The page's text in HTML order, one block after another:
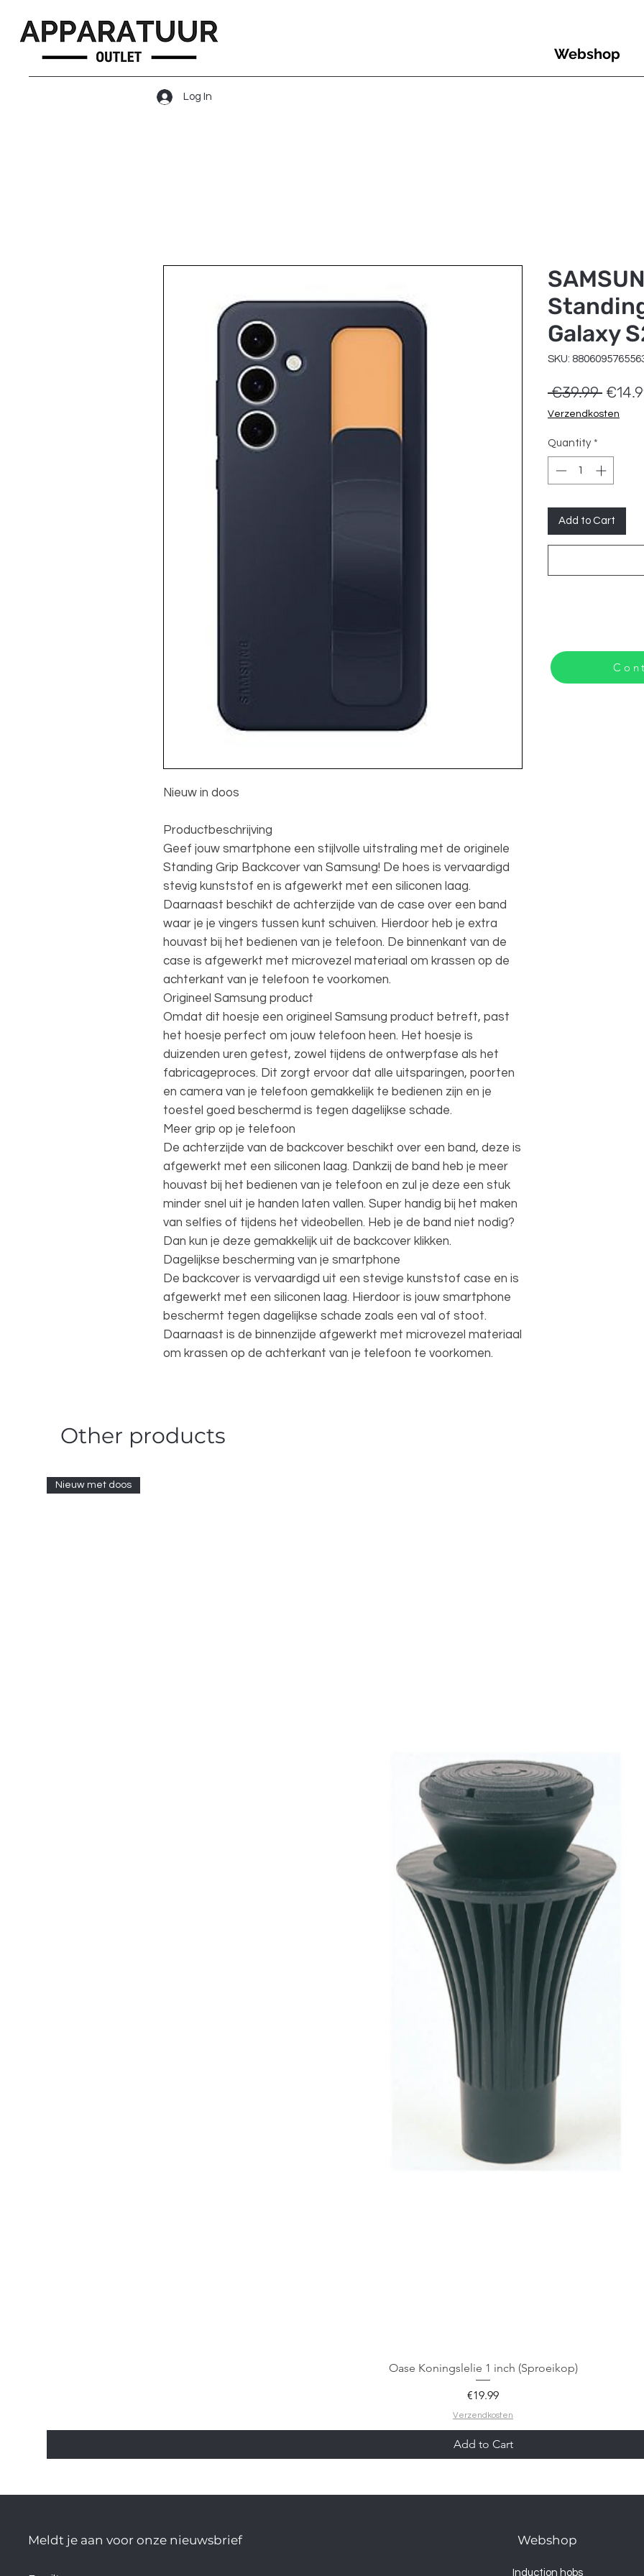
Log In
Webshop
Nieuw in doos
Productbeschrijving
Geef jouw smartphone een stijlvolle uitstraling met de originele
Standing Grip Backcover van Samsung! De hoes is vervaardigd
stevig kunststof en is afgewerkt met een siliconen laag.
Daarnaast beschikt de achterzijde van de case over een band
waar je je vingers tussen kunt schuiven. Hierdoor heb je extra
houvast bij het bedienen van je telefoon. De binnenkant van de
case is afgewerkt met microvezel materiaal om krassen op de
achterkant van je telefoon te voorkomen.
Origineel Samsung product
Omdat dit hoesje een origineel Samsung product betreft, past
het hoesje perfect om jouw telefoon heen. Het hoesje is
duizenden uren getest, zowel tijdens de ontwerpfase als het
fabricageproces. Dit zorgt ervoor dat alle uitsparingen, poorten
en camera van je telefoon gemakkelijk te bedienen zijn en je
toestel goed beschermd is tegen dagelijkse schade.
Meer grip op je telefoon
De achterzijde van de backcover beschikt over een band, deze is
afgewerkt met een siliconen laag. Dankzij de band heb je meer
houvast bij het bedienen van je telefoon en zul je deze een stuk
minder snel uit je handen laten vallen. Super handig bij het maken
van selfies of tijdens het videobellen. Heb je de band niet nodig?
Dan kun je deze gemakkelijk uit de backcover klikken.
Dagelijkse bescherming van je smartphone
De backcover is vervaardigd uit een stevige kunststof case en is
afgewerkt met een siliconen laag. Hierdoor is jouw smartphone
beschermt tegen dagelijkse schade zoals een val of stoot.
Daarnaast is de binnenzijde afgewerkt met microvezel materiaal
om krassen op de achterkant van je telefoon te voorkomen.
Galaxy
SKU:
€39.99
Price
Verzendkosten
Quantity *
Add to Cart
Other products
Nieuw met doos
Oase Koningslelie 1 inch (Sproeikop)
Price
€19.99
Verzendkosten
Add to Cart
Meldt je aan voor onze nieuwsbrief Webshop
Induction hobs